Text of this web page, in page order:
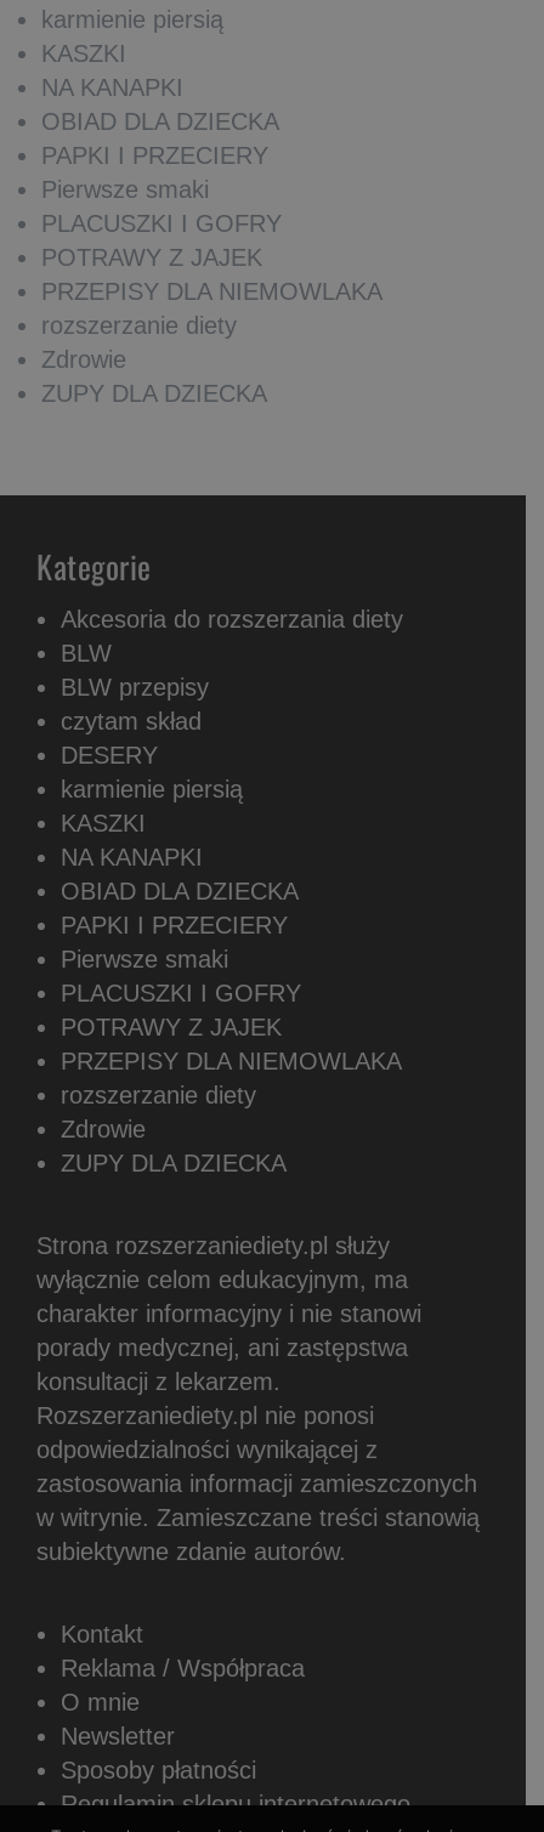
karmienie piersią
KASZKI
NA KANAPKI
OBIAD DLA DZIECKA
PAPKI I PRZECIERY
Pierwsze smaki
PLACUSZKI I GOFRY
POTRAWY Z JAJEK
PRZEPISY DLA NIEMOWLAKA
rozszerzanie diety
Zdrowie
ZUPY DLA DZIECKA
Kategorie
Akcesoria do rozszerzania diety
BLW
BLW przepisy
czytam skład
DESERY
karmienie piersią
KASZKI
NA KANAPKI
OBIAD DLA DZIECKA
PAPKI I PRZECIERY
Pierwsze smaki
PLACUSZKI I GOFRY
POTRAWY Z JAJEK
PRZEPISY DLA NIEMOWLAKA
rozszerzanie diety
Zdrowie
ZUPY DLA DZIECKA
Strona rozszerzaniediety.pl służy
wyłącznie celom edukacyjnym, ma
charakter informacyjny i nie stanowi
porady medycznej, ani zastępstwa
konsultacji z lekarzem.
Rozszerzaniediety.pl nie ponosi
odpowiedzialności wynikającej z
zastosowania informacji zamieszczonych
w witrynie. Zamieszczane treści stanowią
subiektywne zdanie autorów.
Kontakt
Reklama / Współpraca
O mnie
Newsletter
Sposoby płatności
Regulamin sklepu internetowego